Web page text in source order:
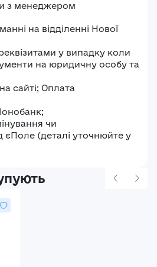
з менеджером
на відділенні Нової
у випадку коли
на юридичну особу та
сайті; Оплата
чи
єПоле (деталі уточнюйте у